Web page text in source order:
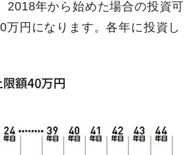
2018年から始めた場合の投資可
円になります。各年に投資し